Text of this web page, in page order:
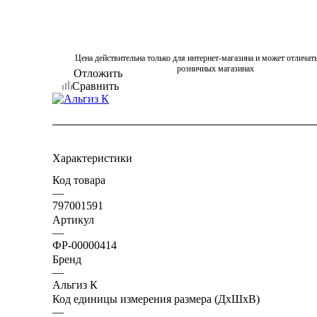
Цена действительна только для интернет-магазина и может
розничных магазинах
Отложить
Сравнить
Характеристики
Код товара
—
797001591
Артикул
—
ФР-00000414
Бренд
—
Альгиз К
Код единицы измерения размера (ДхШхВ)
—